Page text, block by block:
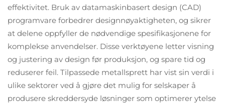
effektivitet. Bruk av datamaskinbasert design (CAD)
programvare forbedrer designnøyaktigheten, og sikrer
at delene oppfyller de nødvendige spesifikasjonene for
komplekse anvendelser. Disse verktøyene letter visning
og justering av design før produksjon, og spare tid og
reduserer feil. Tilpassede metallsprett har vist sin verdi i
ulike sektorer ved å gjøre det mulig for selskaper å
produsere skreddersyde løsninger som optimerer ytelse